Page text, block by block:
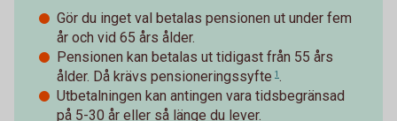
Gör du inget val betalas pensionen ut under fem
år och vid 65 års ålder.
Pensionen kan betalas ut tidigast från 55 års
ålder. Då krävs pensioneringssyfte 1.
Utbetalningen kan antingen vara tidsbegränsad
på 5-30 år eller så länge du lever.